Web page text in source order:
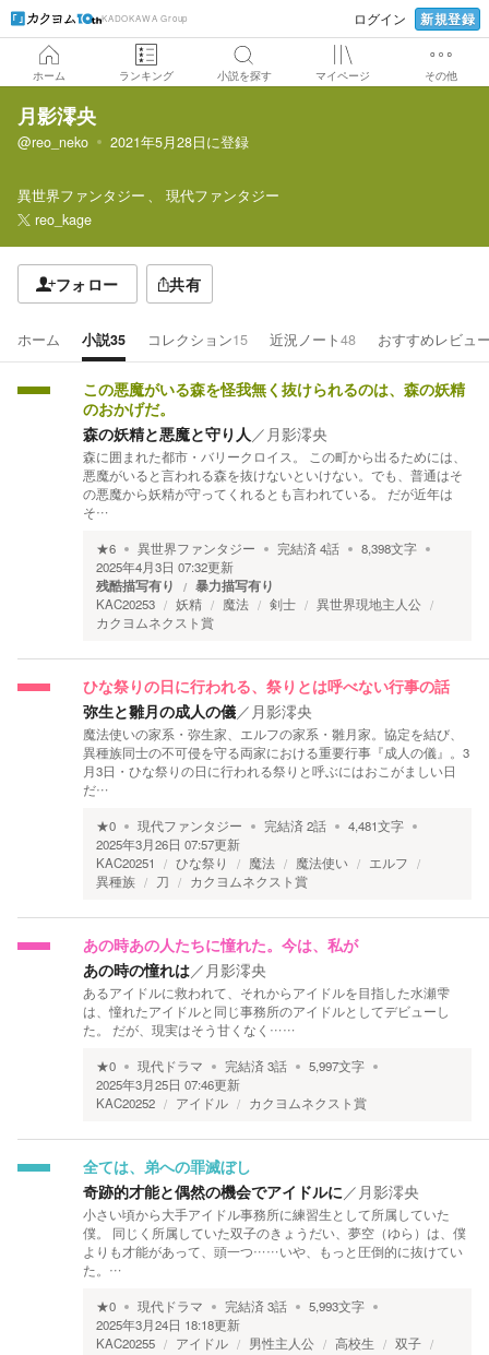
KADOKAWA Group ログイン 新規登録
ホーム ランキング 小説を探す マイページ その他
月影澪央
@reo_neko 2021年5月28日に登録
異世界ファンタジー
現代ファンタジー
reo_kage
フォロー 共有
ホーム 小説35 コレクション15 近況ノート48 おすすめレビュ
この悪魔がいる森を怪我無く抜けられるのは、森の妖精
のおかげだ。
森の妖精と悪魔と守り人／ 月影澪央
森に囲まれた都市・バリークロイス。 この町から出るためには、
悪魔がいると言われる森を抜けないといけない。でも、普通はそ
の悪魔から妖精が守ってくれるとも言われている。 だが近年は
そ…
★6 異世界ファンタジー 完結済4話 8,398文字
2025年4月3日 07:32更新
残酷描写有り 暴力描写有り
KAC20253 妖精 魔法 剣士
異世界現地主人公
カクヨムネクスト賞
ひな祭りの日に行われる、祭りとは呼べない行事の話
弥生と雛月の成人の儀／ 月影澪央
魔法使いの家系・弥生家、エルフの家系・雛月家。協定を結び、
異種族同士の不可侵を守る両家における重要行事『成人の儀』。3
月3日・ひな祭りの日に行われる祭りと呼ぶにはおこがましい日
だ…
★0 現代ファンタジー 完結済2話 4,481文字
2025年3月26日 07:57更新
KAC20251
ひな祭り 魔法 魔法使い
エルフ
異種族
刀 カクヨムネクスト賞
あの時あの人たちに憧れた。今は、私が
あの時の憧れは／ 月影澪央
あるアイドルに救われて、それからアイドルを目指した水瀬雫
は、憧れたアイドルと同じ事務所のアイドルとしてデビューし
た。 だが、現実はそう甘くなく……
★0 現代ドラマ 完結済3話 5,997文字
2025年3月25日 07:46更新
KAC20252
アイドル カクヨムネクスト賞
全ては、弟への罪滅ぼし
奇跡的才能と偶然の機会でアイドルに／ 月影澪央
小さい頃から大手アイドル事務所に練習生として所属していた
僕。 同じく所属していた双子のきょうだい、夢空（ゆら）は、僕
よりも才能があって、頭一つ……いや、もっと圧倒的に抜けてい
た。…
★0 現代ドラマ 完結済3話 5,993文字
2025年3月24日 18:18更新
KAC20255
アイドル 男性主人公 高校生
双子